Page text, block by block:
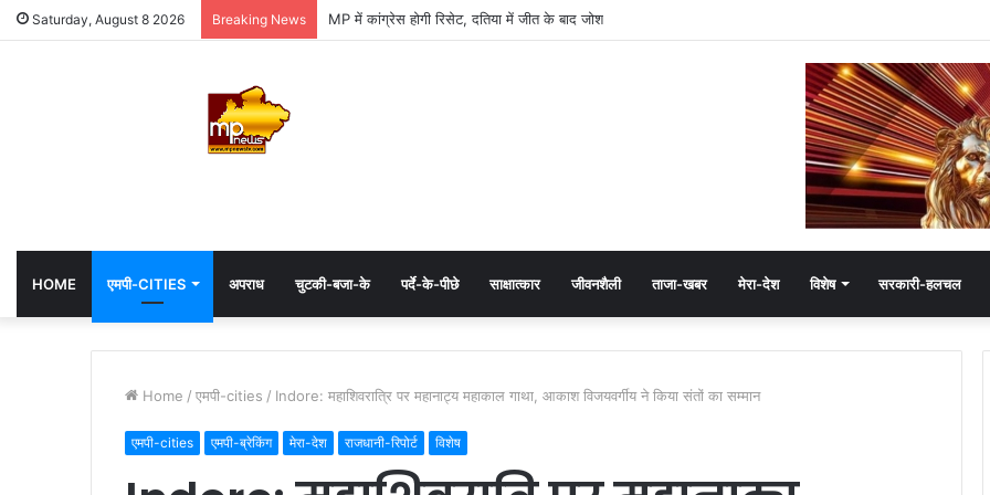
Saturday, August 8 2026 Breaking News MP के मंत्रियों का इंस्टाग्राम रिपोर्ट कार्ड, CM मोहन यादव के इतने फॉलोअर्स
HOME एमपी-CITIES अपराध चुटकी-बजा-के पर्दे-के-पीछे साक्षात्कार जीवनशैली ताजा-खबर मेरा-देश विशेष सरकारी-हलचल
Home / एमपी-cities / Indore: महाशिवरात्रि पर महानाट्य महाकाल गाथा, आकाश विजयवर्गीय ने किया संतों का सम्मान
एमपी-cities एमपी-ब्रेकिंग मेरा-देश राजधानी-रिपोर्ट विशेष